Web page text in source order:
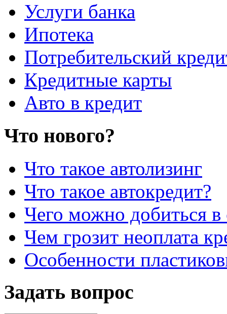
Услуги банка
Ипотека
Потребительский
Кредитные карты
Авто в кредит
Что нового?
Что такое автолизинг
Что такое автокредит?
Чего можно добиться в
Чем грозит неоплата
Особенности
Задать вопрос